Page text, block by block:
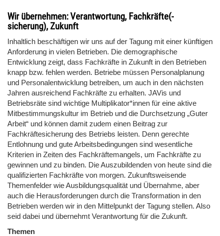
Wir übernehmen: Verantwortung, Fachkräfte(-
sicherung), Zukunft
Inhaltlich beschäftigen wir uns auf der Tagung mit einer künftigen
Anforderung in vielen Betrieben. Die demographische
Entwicklung zeigt, dass Fachkräfte in Zukunft in den Betrieben
knapp bzw. fehlen werden. Betriebe müssen Personalplanung
und Personalentwicklung betreiben, um auch in den nächsten
Jahren ausreichend Fachkräfte zu erhalten. JAVis und
Betriebsräte sind wichtige Multiplikator*innen für eine aktive
Mitbestimmungskultur im Betrieb und die Durchsetzung „Guter
Arbeit“ und können damit zudem einen Beitrag zur
Fachkräftesicherung des Betriebs leisten. Denn gerechte
Entlohnung und gute Arbeitsbedingungen sind wesentliche
Kriterien in Zeiten des Fachkräftemangels, um Fachkräfte zu
gewinnen und zu binden. Die Auszubildenden von heute sind die
qualifizierten Fachkräfte von morgen. Zukunftsweisende
Themenfelder wie Ausbildungsqualität und Übernahme, aber
auch die Herausforderungen durch die Transformation in den
Betrieben werden wir in den Mittelpunkt der Tagung stellen. Also
seid dabei und übernehmt Verantwortung für die Zukunft.
Themen